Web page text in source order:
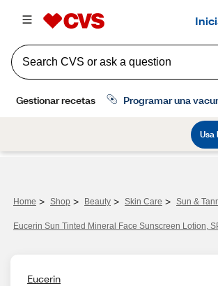
Home > Shop > Beauty > Skin Care > Sun &
Eucerin Sun Tinted Mineral Face Sunscreen Lotion,
Eucerin